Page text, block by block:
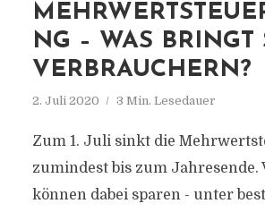
NG – WAS BRINGT
VERBRAUCHERN?
2. Juli 2020 3 Min. Lesedauer
Zum 1. Juli sinkt die
zumindest bis zum Jahresende.
können dabei sparen - unter